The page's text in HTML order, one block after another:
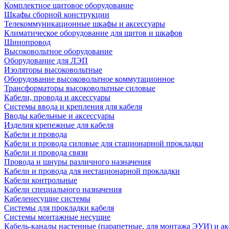
Комплектное щитовое оборудование
Шкафы сборной конструкции
Телекоммуникационные шкафы и аксессуары
Климатическое оборудование для щитов и шкафов
Шинопровод
Высоковольтное оборудование
Оборудование для ЛЭП
Изоляторы высоковольтные
Оборудование высоковольтное коммутационное
Трансформаторы высоковольтные силовые
Кабели, провода и аксессуары
Системы ввода и крепления для кабеля
Вводы кабельные и аксессуары
Изделия крепежные для кабеля
Кабели и провода
Кабели и провода силовые для стационарной прокладки
Кабели и провода связи
Провода и шнуры различного назначения
Кабели и провода для нестационарной прокладки
Кабели контрольные
Кабели специального назначения
Кабеленесущие системы
Системы для прокладки кабеля
Системы монтажные несущие
Кабель-каналы настенные (парапетные, для монтажа ЭУИ) и